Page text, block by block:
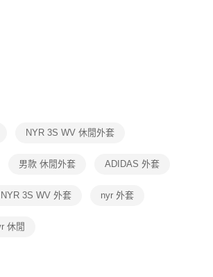
先享後付」後，將跳轉至「AFTEE先享後付」
將收到繳費通知簡訊。
14天內，點擊此簡訊中的連結，可透過四大超商／
方式進行付款，方視為交易完成。
先享後付 」之結帳頁面顯示為準，若有關於
取消欲退款等相關疑問，請聯繫「AFTEE先享後付
support/home
份有限公司提供之「AFTEE先享後付」服務完成之交
有限公司。
事先徵得法定代理人或監護人之同意方可使用
付」時，將依據個別帳號之用戶狀況，依本公司即
含以上)免運費
含以上)免運費
NYR 3S WV 休閒外套
男款 休閒外套 ADIDAS 外套
NYR 3S WV 外套 nyr 外套
休閒